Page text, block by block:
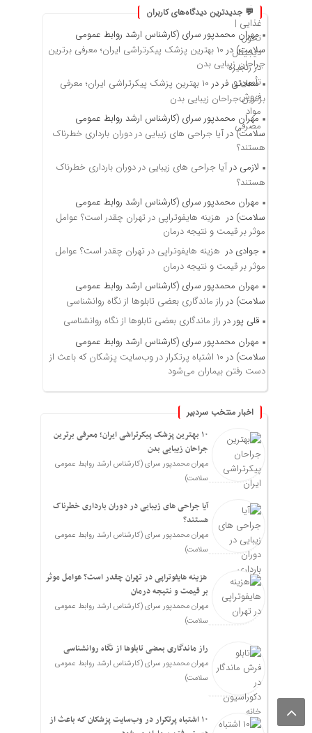
💬 جدیدترین دیدگاه‌های کاربران
مهران محمدپور سرای (کارشناس ارشد روابط عمومی
سلامت)در
۱۰ بهترین پزشک پیکرتراشی ایران؛ معرفی برترین
جراحان زیبایی بدن
سعادتی فر در
۱۰ بهترین پزشک پیکرتراشی ایران؛ معرفی
برترین جراحان زیبایی بدن
مهران محمدپور سرای (کارشناس ارشد روابط عمومی
سلامت)در آیا جراحی های زیبایی در دوران بارداری خطرناک
هستند؟
لازمی در آیا جراحی های زیبایی در دوران بارداری خطرناک
هستند؟
مهران محمدپور سرای (کارشناس ارشد روابط عمومی
سلامت) در هزینه هایفوتراپی در تهران چقدر است؟ عوامل
موثر بر قیمت و نتیجه درمان
جوادی در هزینه هایفوتراپی در تهران چقدر است؟ عوامل
موثر بر قیمت و نتیجه درمان
مهران محمدپور سرای (کارشناس ارشد روابط عمومی
سلامت) در راز ماندگاری بعضی تابلوها از نگاه روانشناسی
قلی پور در راز ماندگاری بعضی تابلوها از نگاه روانشناسی
مهران محمدپور سرای (کارشناس ارشد روابط عمومی
سلامت) در
۱۰ اشتباه پرتکرار در وب‌سایت پزشکان که باعث از
دست رفتن بیماران می‌شود
اخبار منتخب سردبیر
۱۰ بهترین پزشک پیکرتراشی ایران؛ معرفی برترین
جراحان زیبایی بدن
مهران محمدپور سرای (کارشناس ارشد روابط عمومی
سلامت)
آیا جراحی های زیبایی در دوران بارداری خطرناک
هستند؟
مهران محمدپور سرای (کارشناس ارشد روابط عمومی
سلامت)
هزینه هایفوتراپی در تهران چقدر است؟ عوامل موثر
بر قیمت و نتیجه درمان
مهران محمدپور سرای (کارشناس ارشد روابط عمومی
سلامت)
راز ماندگاری بعضی تابلوها از نگاه روانشناسی
مهران محمدپور سرای (کارشناس ارشد روابط عمومی
سلامت)
۱۰ اشتباه پرتکرار در وب‌سایت پزشکان که باعث از